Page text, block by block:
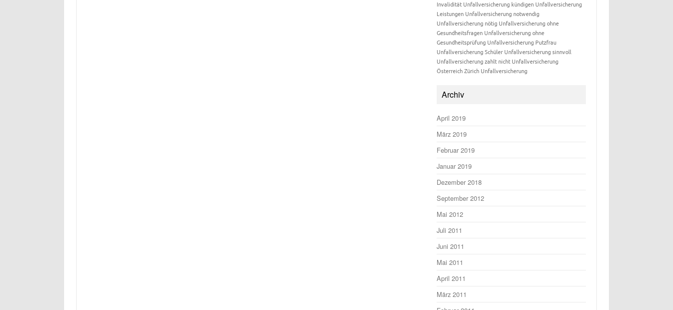
Invalidität Unfallversicherung kündigen Unfallversicherung
Leistungen Unfallversicherung notwendig
Unfallversicherung nötig Unfallversicherung ohne
Gesundheitsfragen Unfallversicherung ohne
Gesundheitsprüfung Unfallversicherung Putzfrau
Unfallversicherung Schüler Unfallversicherung sinnvoll
Unfallversicherung zahlt nicht Unfallversicherung
Österreich Zürich Unfallversicherung
Archiv
April 2019
März 2019
Februar 2019
Januar 2019
Dezember 2018
September 2012
Mai 2012
Juli 2011
Juni 2011
Mai 2011
April 2011
März 2011